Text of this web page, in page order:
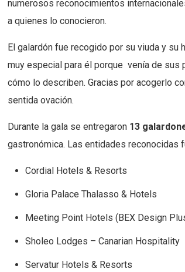
numerosos reconocimientos
a quienes lo conocieron.
El galardón fue recogido por su viuda y su
muy especial para él porque venía de sus
cómo lo describen. Gracias por acogerlo
sentida ovación.
Durante la gala se entregaron 13
gastronómica. Las entidades reconocidas
Cordial Hotels & Resorts
Gloria Palace Thalasso & Hotels
Meeting Point Hotels (BEX Design
Sholeo Lodges – Canarian Hospitality
Servatur Hotels & Resorts